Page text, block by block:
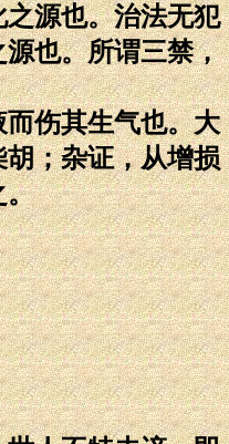
源也。治法无犯
也。所谓三禁，
伤其生气也。大
；杂证，从增损
。